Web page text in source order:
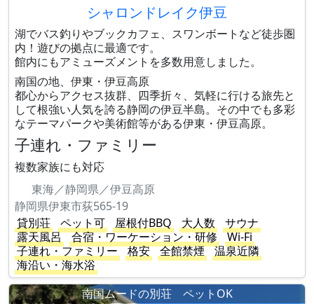
シャロンドレイク伊豆
湖でバス釣りやブックカフェ、スワンボートなど徒歩圏
内！遊びの拠点に最適です。
館内にもアミューズメントを多数用意しました。
南国の地、伊東・伊豆高原
都心からアクセス抜群、四季折々、気軽に行ける旅先と
して根強い人気を誇る静岡の伊豆半島。その中でも多彩
なテーマパークや美術館等がある伊東・伊豆高原。
子連れ・ファミリー
複数家族にも対応
東海／静岡県／伊豆高原
静岡県伊東市荻565-19
貸別荘
ペット可 屋根付BBQ 大人数
サウナ
露天風呂
合宿・ワーケーション・研修
Wi-Fi
子連れ・ファミリー
格安 全館禁煙
温泉近隣
海沿い・海水浴
南国ムードの別荘 ペットOK